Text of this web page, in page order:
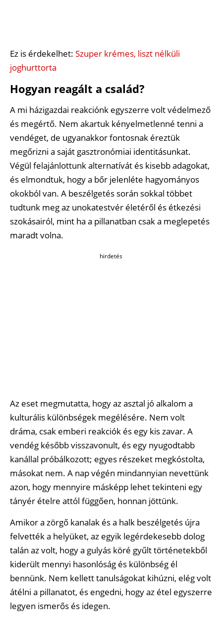
Ez is érdekelhet: Szuper krémes, liszt nélküli
joghurttorta
Hogyan reagált a család?
A mi házigazdai reakciónk egyszerre volt védelmező
és megértő. Nem akartuk kényelmetlenné tenni a
vendéget, de ugyanakkor fontosnak éreztük
megőrizni a saját gasztronómiai identitásunkat.
Végül felajánlottunk alternatívát és kisebb adagokat,
és elmondtuk, hogy a bőr jelenléte hagyományos
okokból van. A beszélgetés során sokkal többet
tudtunk meg az unokatestvér életéről és étkezési
szokásairól, mint ha a pillanatban csak a meglepetés
maradt volna.
hirdetés
Az eset megmutatta, hogy az asztal jó alkalom a
kulturális különbségek megélésére. Nem volt
dráma, csak emberi reakciók és egy kis zavar. A
vendég később visszavonult, és egy nyugodtabb
kanállal próbálkozott; egyes részeket megkóstolta,
másokat nem. A nap végén mindannyian nevettünk
azon, hogy mennyire másképp lehet tekinteni egy
tányér ételre attól függően, honnan jöttünk.
Amikor a zörgő kanalak és a halk beszélgetés újra
felvették a helyüket, az egyik legérdekesebb dolog
talán az volt, hogy a gulyás köré gyűlt történetekből
kiderült mennyi hasonlóság és különbség él
bennünk. Nem kellett tanulságokat kihúzni, elég volt
átélni a pillanatot, és engedni, hogy az étel egyszerre
legyen ismerős és idegen.